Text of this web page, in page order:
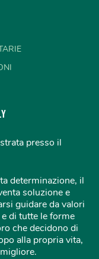
presso il
determinazione, il
soluzione e
guidare da valori
di tutte le forme
che decidono di
alla propria vita,